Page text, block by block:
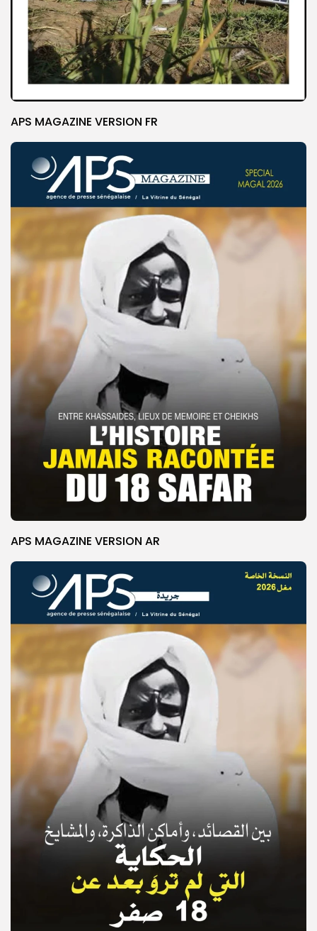
© Copyright 2025, APS
APS MAGAZINE VERSION FR
APS MAGAZINE VERSION AR